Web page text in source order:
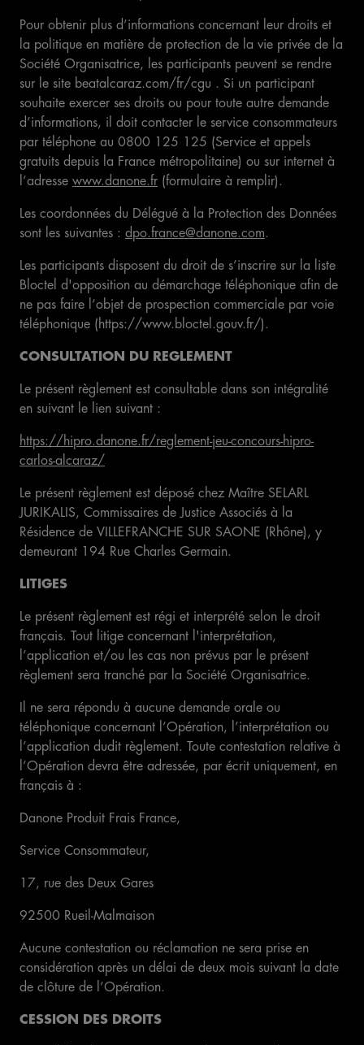
Pour obtenir plus d’informations concernant leur droits et
la politique en matière de protection de la vie privée de la
Société Organisatrice, les participants peuvent se rendre
sur le site beatalcaraz.com/fr/cgu . Si un participant
souhaite exercer ses droits ou pour toute autre demande
d’informations, il doit contacter le service consommateurs
par téléphone au 0800 125 125 (Service et appels
gratuits depuis la France métropolitaine) ou sur internet à
l’adresse www.danone.fr (formulaire à remplir).
Les coordonnées du Délégué à la Protection des Données
sont les suivantes : dpo.france@danone.com.
Les participants disposent du droit de s’inscrire sur la liste
Bloctel d'opposition au démarchage téléphonique afin de
ne pas faire l’objet de prospection commerciale par voie
téléphonique (https://www.bloctel.gouv.fr/).
CONSULTATION DU REGLEMENT
Le présent règlement est consultable dans son intégralité
en suivant le lien suivant :
https://hipro.danone.fr/reglement-jeu-concours-hipro-
carlos-alcaraz/
Le présent règlement est déposé chez Maître SELARL
JURIKALIS, Commissaires de Justice Associés à la
Résidence de VILLEFRANCHE SUR SAONE (Rhône), y
demeurant 194 Rue Charles Germain.
LITIGES
Le présent règlement est régi et interprété selon le droit
français. Tout litige concernant l'interprétation,
l’application et/ou les cas non prévus par le présent
règlement sera tranché par la Société Organisatrice.
Il ne sera répondu à aucune demande orale ou
téléphonique concernant l’Opération, l’interprétation ou
l’application dudit règlement. Toute contestation relative à
l’Opération devra être adressée, par écrit uniquement, en
français à :
Danone Produit Frais France,
Service Consommateur,
17, rue des Deux Gares
92500 Rueil-Malmaison
Aucune contestation ou réclamation ne sera prise en
considération après un délai de deux mois suivant la date
de clôture de l’Opération.
CESSION DES DROITS